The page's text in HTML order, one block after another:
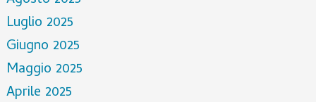
Luglio 2025
Giugno 2025
Maggio 2025
Aprile 2025